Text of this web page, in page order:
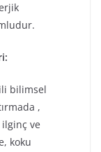
bilimsel
,
ve
koku